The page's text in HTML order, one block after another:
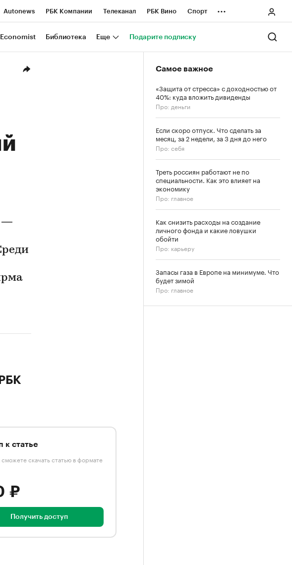
Autonews РБК Компании Телеканал РБК Вино Спорт
Национальные проекты Город
...
Библиотека Еще Подарите подписку
—
к статье
скачать статью в формате
₽
Получить доступ
Самое важное
«Защита от стресса» с доходностью от
40%: куда вложить дивиденды
Про: деньги
Если скоро отпуск. Что сделать за
месяц, за 2 недели, за 3 дня до него
Про: себя
Треть россиян работают не по
специальности. Как это влияет на
экономику
Про: главное
Как снизить расходы на создание
личного фонда и какие ловушки
обойти
Про: карьеру
Запасы газа в Европе на минимуме. Что
будет зимой
Про: главное